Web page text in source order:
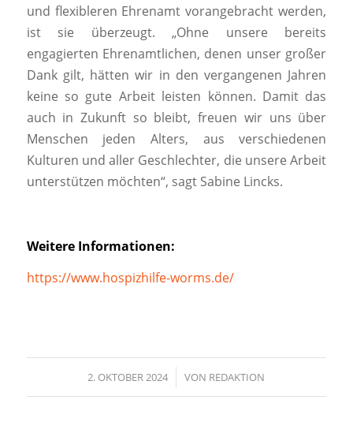
und flexibleren Ehrenamt vorangebracht werden,
ist sie überzeugt. „Ohne unsere bereits
engagierten Ehrenamtlichen, denen unser großer
Dank gilt, hätten wir in den vergangenen Jahren
keine so gute Arbeit leisten können. Damit das
auch in Zukunft so bleibt, freuen wir uns über
Menschen jeden Alters, aus verschiedenen
Kulturen und aller Geschlechter, die unsere Arbeit
unterstützen möchten“, sagt Sabine Lincks.
Weitere Informationen:
https://www.hospizhilfe-worms.de/
2. OKTOBER 2024
/ VON REDAKTION